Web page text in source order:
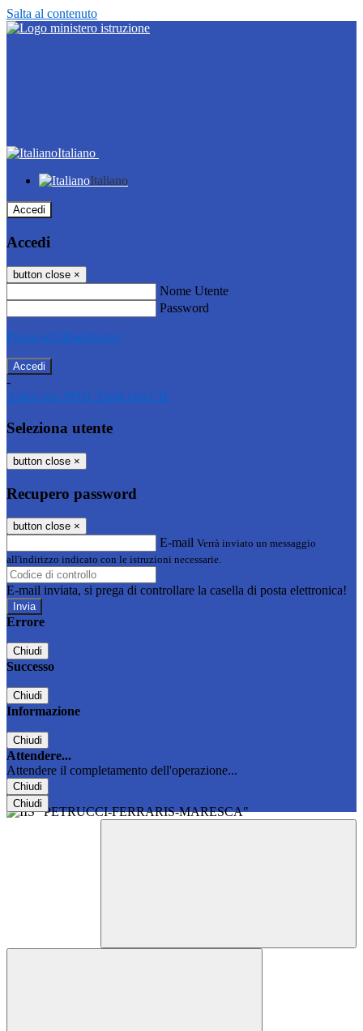
Salta al contenuto
Italiano
Italiano
Accedi
Accedi
button close ×
Nome Utente
Password
Password dimenticata?
-
Entra con SPID Entra con CIE
Seleziona utente
button close ×
Recupero password
button close ×
E-mail Verrà inviato un messaggio
all'indirizzo indicato con le istruzioni necessarie.
E-mail inviata, si prega di controllare la casella di posta elettronica!
Errore
Chiudi
Successo
Chiudi
Informazione
Chiudi
Attendere...
Attendere il completamento dell'operazione...
Chiudi
Chiudi